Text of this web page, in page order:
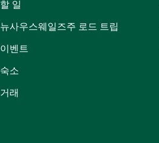
할 일
뉴사우스웨일즈주 로드 트립
이벤트
숙소
거래